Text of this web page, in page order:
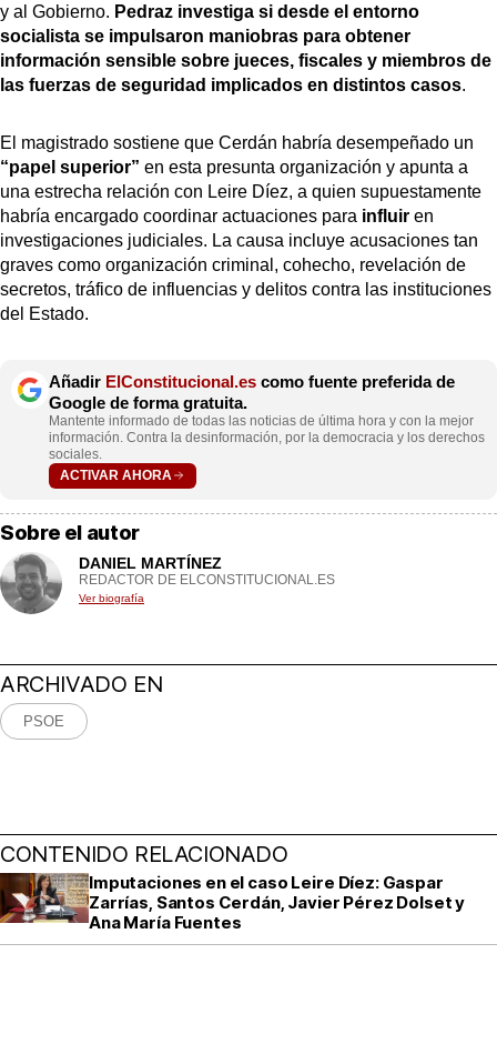
y al Gobierno. Pedraz investiga si desde el entorno
socialista se impulsaron maniobras para obtener
información sensible sobre jueces, fiscales y miembros de
las fuerzas de seguridad implicados en distintos casos.
El magistrado sostiene que Cerdán habría desempeñado un
“papel superior” en esta presunta organización y apunta a
una estrecha relación con Leire Díez, a quien supuestamente
habría encargado coordinar actuaciones para influir en
investigaciones judiciales. La causa incluye acusaciones tan
graves como organización criminal, cohecho, revelación de
secretos, tráfico de influencias y delitos contra las instituciones
del Estado.
Añadir ElConstitucional.es como fuente preferida de
Google de forma gratuita.
Mantente informado de todas las noticias de última hora y con la mejor
información. Contra la desinformación, por la democracia y los derechos
sociales.
ACTIVAR AHORA
Sobre el autor
DANIEL MARTÍNEZ
REDACTOR DE ELCONSTITUCIONAL.ES
Ver biografía
ARCHIVADO EN
PSOE
CONTENIDO RELACIONADO
Imputaciones en el caso Leire Díez: Gaspar
Zarrías, Santos Cerdán, Javier Pérez Dolset y
Ana María Fuentes